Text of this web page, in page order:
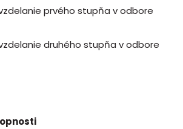
prvého stupňa v odbore
druhého stupňa v odbore